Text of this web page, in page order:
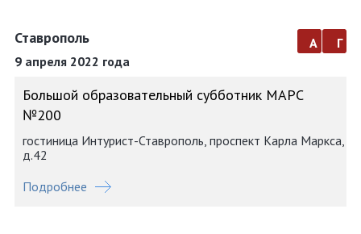
Ставрополь
9 апреля 2022 года
а г
Большой образовательный субботник МАРС
№200
гостиница Интурист-Ставрополь, проспект Карла Маркса,
д.42
Подробнее